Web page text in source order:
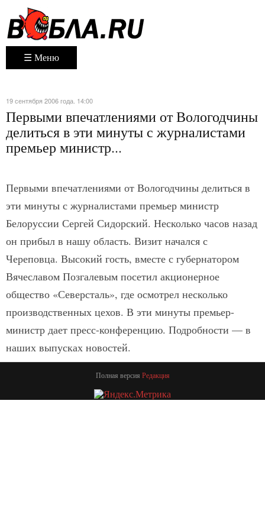
☰ Меню
19 сентября 2006 года. 14:00
Первыми впечатлениями от Вологодчины
делиться в эти минуты с журналистами
премьер министр...
Первыми впечатлениями от Вологодчины делиться в
эти минуты с журналистами премьер министр
Белоруссии Сергей Сидорский. Несколько часов назад
он прибыл в нашу область. Визит начался с
Череповца. Высокий гость, вместе с губернатором
Вячеславом Позгалевым посетил акционерное
общество «Северсталь», где осмотрел несколько
производственных цехов. В эти минуты премьер-
министр дает пресс-конференцию. Подробности — в
наших выпусках новостей.
Полная версия Редакция